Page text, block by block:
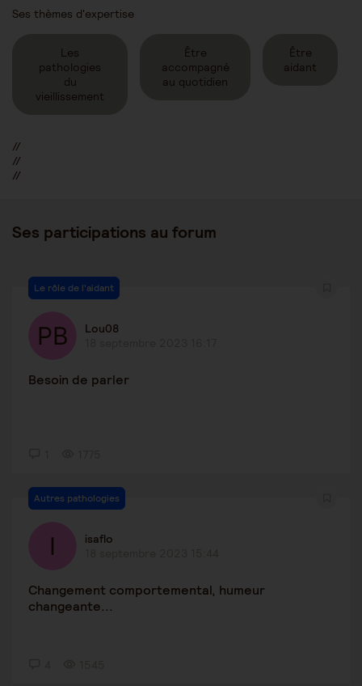
Ses thèmes d'expertise
Les
pathologies
du
vieillissement
Être
accompagné
au quotidien
Être
aidant
//
//
//
Ses participations au forum
Le rôle de l'aidant
Lou08
Besoin de parler
Autres pathologies
isaflo
Changement comportemental, humeur
changeante...